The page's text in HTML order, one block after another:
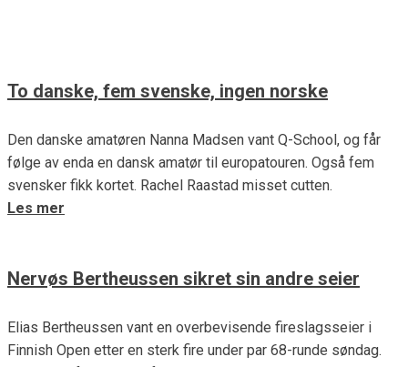
To danske, fem svenske, ingen norske
Den danske amatøren Nanna Madsen vant Q-School, og får
følge av enda en dansk amatør til europatouren. Også fem
svensker fikk kortet. Rachel Raastad misset cutten.
Les mer
Nervøs Bertheussen sikret sin andre seier
Elias Bertheussen vant en overbevisende fireslagsseier i
Finnish Open etter en sterk fire under par 68-runde søndag.